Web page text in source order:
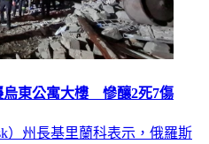
烏東公寓大樓 慘釀2死7傷
）州長基里蘭科表示，俄羅斯